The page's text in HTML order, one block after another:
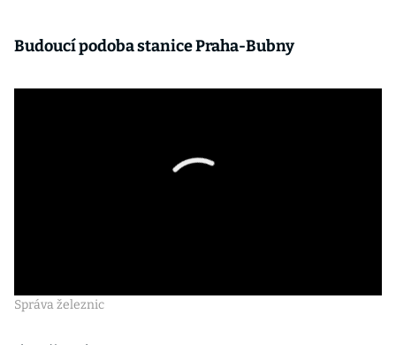
Budoucí podoba stanice Praha-Bubny
Správa železnic